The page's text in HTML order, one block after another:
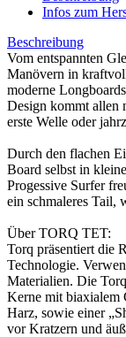
Infos zum
Beschreibung
Vom entspannten
Manövern in
moderne
Design kommt allen
erste Welle oder
Durch den flachen
Board selbst in
Progessive Surfer
ein schmaleres Tail,
Über TORQ TET:
Torq präsentiert die
Technologie.
Materialien. Die
Kerne mit biaxialem
Harz, sowie einer
vor Kratzern und